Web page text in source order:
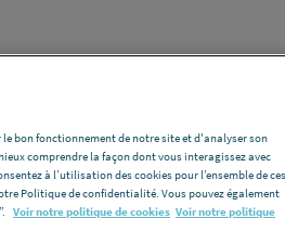
PACK
bon fonctionnement de notre site et d'analyser son
comprendre la façon dont vous interagissez avec
à l’utilisation des cookies pour l’ensemble de ces
Politique de confidentialité. Vous pouvez également
Voir notre politique de cookies Voir notre politique